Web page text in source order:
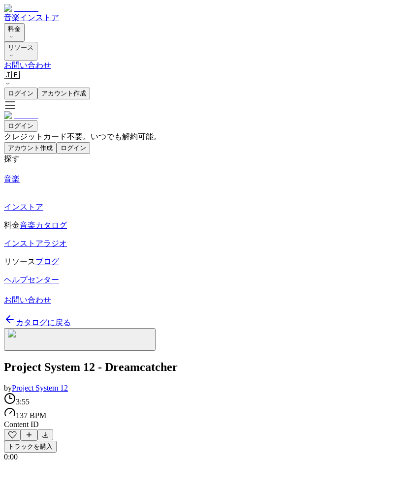
音楽インストア
料金
リソース
お問い合わせ
🇯🇵
ログイン アカウント作成
ログイン
クレジットカード不要。いつでも解約可能。
アカウント作成 ログイン
探す
音楽
インストア
料金音楽カタログ
インストアラジオ
リソースブログ
ヘルプセンター
お問い合わせ
カタログに戻る
Project System 12 - Dreamcatcher
byProject System 12
3:55
137 BPM
Content ID
トラックを購入
0:00